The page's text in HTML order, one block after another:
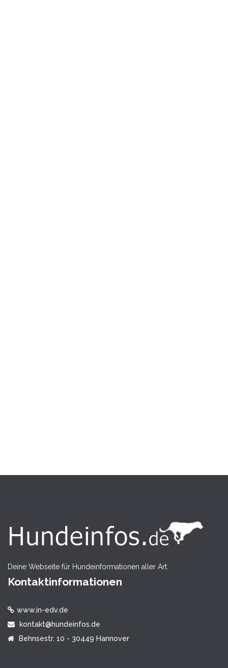
Deine Webseite für Hundeinformationen aller Art.
Kontaktinformationen
www.in-edv.de
kontakt@hundeinfos.de
Behnsestr. 10 - 30449 Hannover